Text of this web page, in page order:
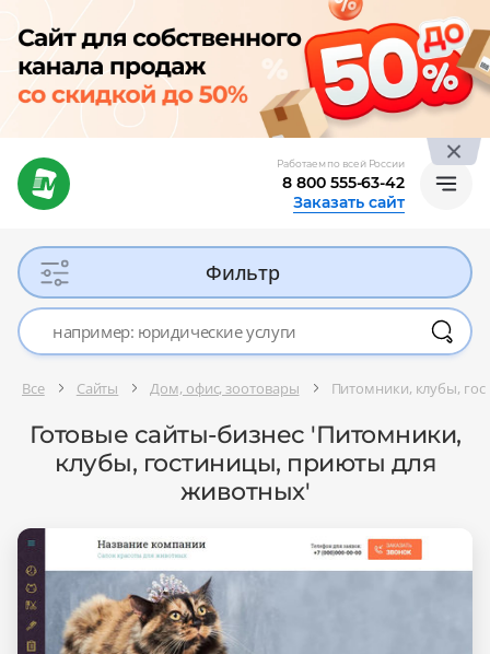
Работаем по всей России
8 800 555-63-42
Заказать сайт
Фильтр
Все Сайты Дом, офис, зоотовары Питомники, клубы,
Готовые сайты-бизнес 'Питомники,
клубы, гостиницы, приюты для
животных'